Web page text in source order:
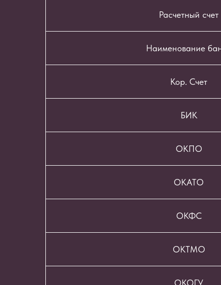
Расчетный счет
Наименование
Кор. Счет
БИК
ОКПО
ОКАТО
ОКФС
ОКТМО
ОКОГУ